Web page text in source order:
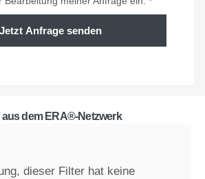
Jetzt Anfrage senden
dem ERA®-Netzwerk
dieser Filter hat keine